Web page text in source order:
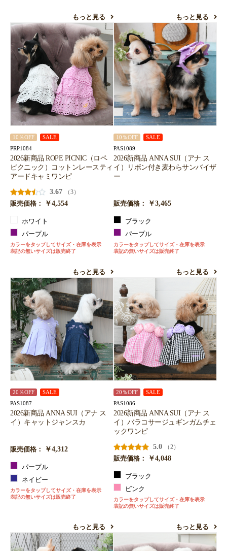
もっと見る もっと見る
10％OFF SALE
PRP1084
2026新商品 ROPE PICNIC（ロペ
ピクニック）コットンレースティ
アードキャミワンピ
3.67
（3）
販売価格：
￥4,554
ホワイト
パープル
カラーをタップしてサイズ・在庫を表示
表記の無いサイズは販売終了
もっと見る
10％OFF SALE
PAS1089
2026新商品 ANNA SUI（アナ ス
イ）リボン付き麦わらサンバイザ
ー
販売価格： ￥3,465
ブラック
パープル
カラーをタップしてサイズ・在庫を表示
表記の無いサイズは販売終了
もっと見る
20％OFF SALE
PAS1087
2026新商品 ANNA SUI（アナ ス
イ）キャットジャンスカ
販売価格： ￥4,312
パープル
ネイビー
カラーをタップしてサイズ・在庫を表示
表記の無いサイズは販売終了
もっと見る
20％OFF SALE
PAS1086
2026新商品 ANNA SUI（アナ ス
イ）バラコサージュギンガムチェ
ックワンピ
5.0
（2）
販売価格：
￥4,048
ブラック
ピンク
カラーをタップしてサイズ・在庫を表示
表記の無いサイズは販売終了
もっと見る